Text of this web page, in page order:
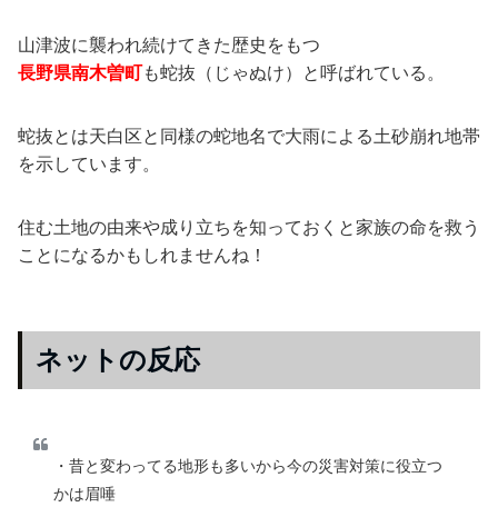
山津波に襲われ続けてきた歴史をもつ
長野県南木曽町も蛇抜（じゃぬけ）と呼ばれている。
蛇抜とは天白区と同様の蛇地名で大雨による土砂崩れ地帯
を示しています。
住む土地の由来や成り立ちを知っておくと家族の命を救う
ことになるかもしれませんね！
ネットの反応
・昔と変わってる地形も多いから今の災害対策に役立つ
かは眉唾